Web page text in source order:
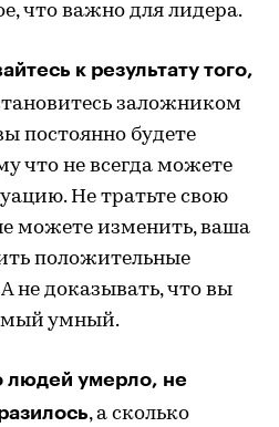
что важно для лидера.
к результату того,
заложником
постоянно будете
что не всегда можете
Не тратьте свою
можете изменить, ваша
положительные
не доказывать, что вы
умный.
людей умерло, не
, а сколько